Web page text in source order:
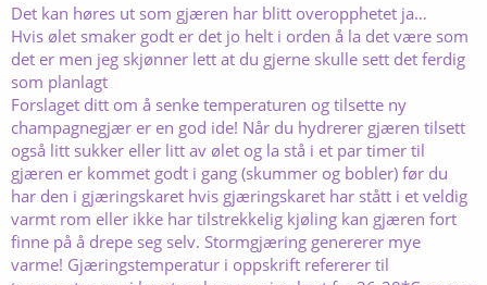
Det kan høres ut som gjæren har blitt overopphetet ja…
Hvis ølet smaker godt er det jo helt i orden å la det være som
det er men jeg skjønner lett at du gjerne skulle sett det ferdig
som planlagt
Forslaget ditt om å senke temperaturen og tilsette ny
champagnegjær er en god ide! Når du hydrerer gjæren tilsett
også litt sukker eller litt av ølet og la stå i et par timer til
gjæren er kommet godt i gang (skummer og bobler) før du
har den i gjæringskaret hvis gjæringskaret har stått i et veldig
varmt rom eller ikke har tilstrekkelig kjøling kan gjæren fort
finne på å drepe seg selv. Stormgjæring genererer mye
varme! Gjæringstemperatur i oppskrift refererer til